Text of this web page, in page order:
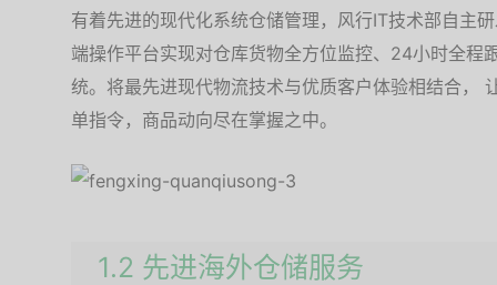
有着先进的现代化系统仓储管理，风行IT技术部自主
端操作平台实现对仓库货物全方位监控、24小时全程
统。将最先进现代物流技术与优质客户体验相结合，
单指令，商品动向尽在掌握之中。
1.2 先进海外仓储服务